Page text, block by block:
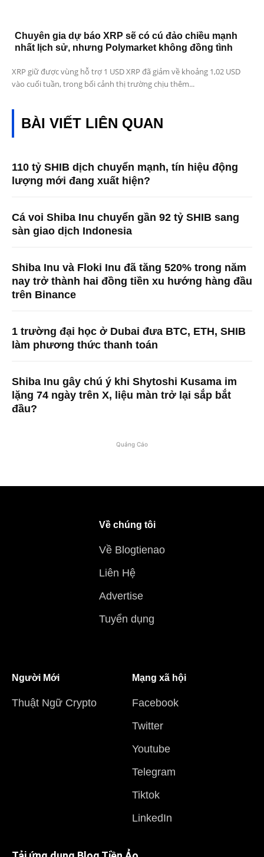
Chuyên gia dự báo XRP sẽ có cú đảo chiều mạnh
nhất lịch sử, nhưng Polymarket không đồng tình
XRP giữ được vùng hỗ trợ 1 USD XRP đã giảm về khoảng 1,02 USD
vào cuối tuần, trong bối cảnh thị trường chịu thêm...
BÀI VIẾT LIÊN QUAN
110 tỷ SHIB dịch chuyển mạnh, tín hiệu động
lượng mới đang xuất hiện?
Cá voi Shiba Inu chuyển gần 92 tỷ SHIB sang
sàn giao dịch Indonesia
Shiba Inu và Floki Inu đã tăng 520% ​​trong năm
nay trở thành hai đồng tiền xu hướng hàng đầu
trên Binance
1 trường đại học ở Dubai đưa BTC, ETH, SHIB
làm phương thức thanh toán
Shiba Inu gây chú ý khi Shytoshi Kusama im
lặng 74 ngày trên X, liệu màn trở lại sắp bắt
đầu?
Quảng Cáo
Về chúng tôi
Về Blogtienao
Liên Hệ
Advertise
Tuyển dụng
Người Mới
Thuật Ngữ Crypto
Mạng xã hội
Facebook
Twitter
Youtube
Telegram
Tiktok
LinkedIn